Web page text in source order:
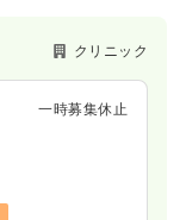
クリニック
一時募集休止